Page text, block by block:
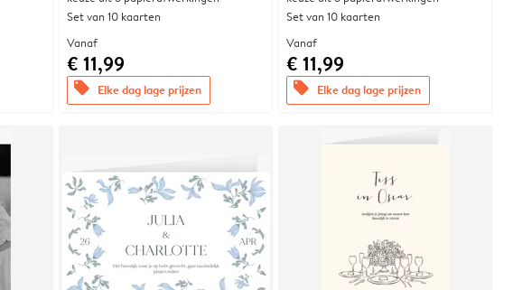
Set van 10 kaarten
Vanaf
€ 11,99
offers Elke dag lage prijzen
Set van 10 kaarten
Vanaf
€ 11,99
offers Elke dag lage prijzen